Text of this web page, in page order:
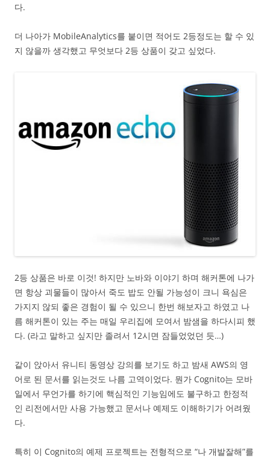
다.
더 나아가 MobileAnalytics를 붙이면 적어도 2등정도는 할 수 있
지 않을까 생각했고 무엇보다 2등 상품이 갖고 싶었다.
2등 상품은 바로 이것! 하지만 노바와 이야기 하며 해커톤에 나가
면 항상 괴물들이 많아서 죽도 밥도 안될 가능성이 크니 욕심은
가지지 않되 좋은 경험이 될 수 있으니 한번 해보자고 하였고 나
름 해커톤이 있는 주는 매일 우리집에 모여서 밤샘을 하다시피 했
다. (라고 말하고 싶지만 졸려서 12시면 잠들었었던 듯…)
같이 앉아서 유니티 동영상 강의를 보기도 하고 밤새 AWS의 영
어로 된 문서를 읽는것도 나름 고역이었다. 뭔가 Cognito는 모바
일에서 무언가를 하기에 핵심적인 기능임에도 불구하고 한정적
인 리전에서만 사용 가능했고 문서나 예제도 이해하기가 어려웠
다.
특히 이 Cognito의 예제 프로젝트는 전형적으로 “나 개발잘해”를